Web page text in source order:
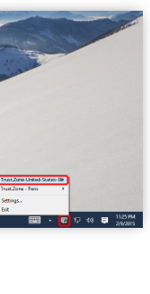
Trust.Zone-United-States-Illinois